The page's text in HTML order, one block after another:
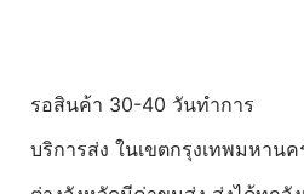
รอสินค้า 30-40 วันทำการ
บริการส่ง ในเขตกรุงเทพมหานค